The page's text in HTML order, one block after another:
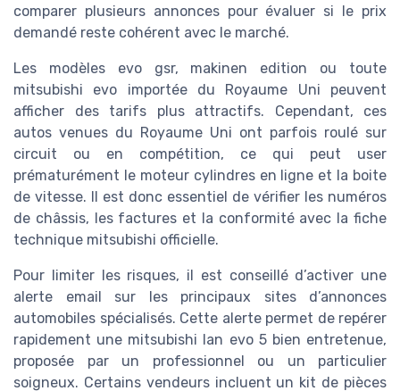
comparer plusieurs annonces pour évaluer si le prix
demandé reste cohérent avec le marché.
Les modèles evo gsr, makinen edition ou toute
mitsubishi evo importée du Royaume Uni peuvent
afficher des tarifs plus attractifs. Cependant, ces
autos venues du Royaume Uni ont parfois roulé sur
circuit ou en compétition, ce qui peut user
prématurément le moteur cylindres en ligne et la boite
de vitesse. Il est donc essentiel de vérifier les numéros
de châssis, les factures et la conformité avec la fiche
technique mitsubishi officielle.
Pour limiter les risques, il est conseillé d’activer une
alerte email sur les principaux sites d’annonces
automobiles spécialisés. Cette alerte permet de repérer
rapidement une mitsubishi lan evo 5 bien entretenue,
proposée par un professionnel ou un particulier
soigneux. Certains vendeurs incluent un kit de pièces